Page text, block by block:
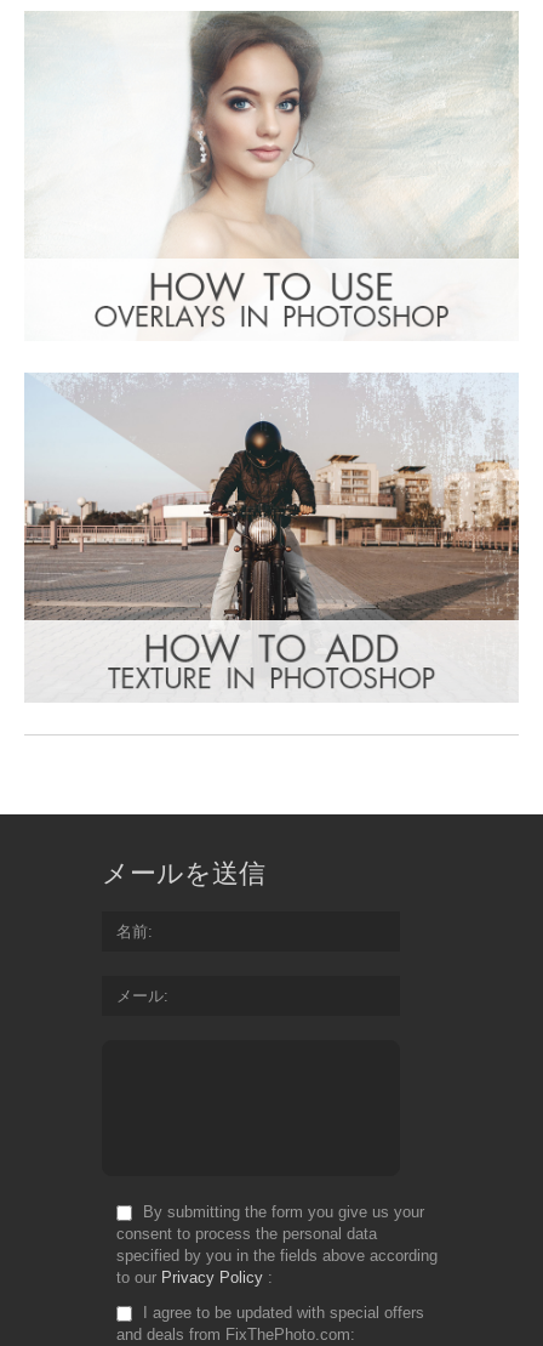
メールを送信
名前
メール
By submitting the form you give us your
consent to process the personal data
specified by you in the fields above according
to our Privacy Policy
I agree to be updated with special offers
and deals from FixThePhoto.com